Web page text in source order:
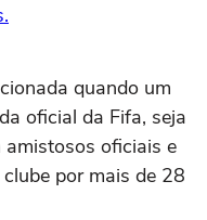
quando um
oficial da Fifa, seja
amistosos oficiais e
por mais de 28